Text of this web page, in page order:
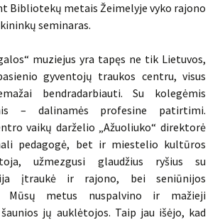
Bibliotekų metais Žeimelyje vyko rajono
seminaras.
muziejus yra tapęs ne tik Lietuvos,
gyventojų traukos centru, visus
bendradarbiauti. Su kolegėmis
– dalinamės profesine patirtimi.
vaikų darželio „Ažuoliuko“ direktorė
pedagogė, bet ir miestelio kultūros
užmezgusi glaudžius ryšius su
įtraukė ir rajono, bei seniūnijos
Mūsų metus nuspalvino ir mažieji
jų auklėtojos. Taip jau išėjo, kad